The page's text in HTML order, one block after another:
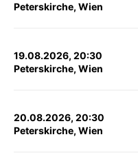
Peterskirche, Wien
19.08.2026, 20:30
Peterskirche, Wien
20.08.2026, 20:30
Peterskirche, Wien